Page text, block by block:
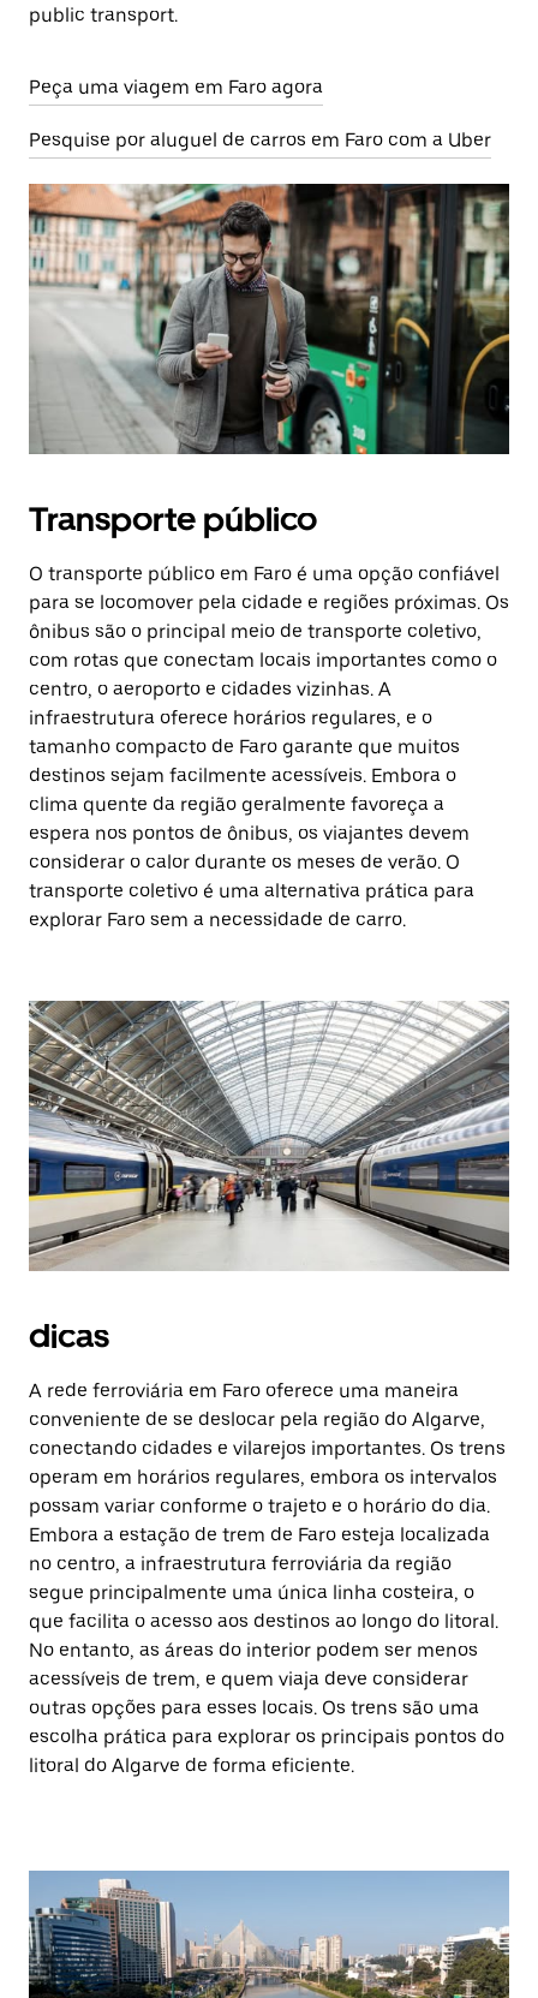
public transport.
Peça uma viagem em Faro agora
Pesquise por aluguel de carros em Faro com a Uber
Transporte público
O transporte público em Faro é uma opção confiável
para se locomover pela cidade e regiões próximas. Os
ônibus são o principal meio de transporte coletivo,
com rotas que conectam locais importantes como o
centro, o aeroporto e cidades vizinhas. A
infraestrutura oferece horários regulares, e o
tamanho compacto de Faro garante que muitos
destinos sejam facilmente acessíveis. Embora o
clima quente da região geralmente favoreça a
espera nos pontos de ônibus, os viajantes devem
considerar o calor durante os meses de verão. O
transporte coletivo é uma alternativa prática para
explorar Faro sem a necessidade de carro.
dicas
A rede ferroviária em Faro oferece uma maneira
conveniente de se deslocar pela região do Algarve,
conectando cidades e vilarejos importantes. Os trens
operam em horários regulares, embora os intervalos
possam variar conforme o trajeto e o horário do dia.
Embora a estação de trem de Faro esteja localizada
no centro, a infraestrutura ferroviária da região
segue principalmente uma única linha costeira, o
que facilita o acesso aos destinos ao longo do litoral.
No entanto, as áreas do interior podem ser menos
acessíveis de trem, e quem viaja deve considerar
outras opções para esses locais. Os trens são uma
escolha prática para explorar os principais pontos do
litoral do Algarve de forma eficiente.